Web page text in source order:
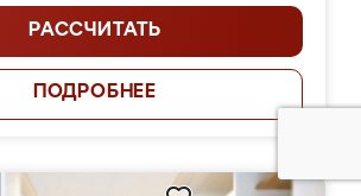
РАССЧИТАТЬ
ПОДРОБНЕЕ